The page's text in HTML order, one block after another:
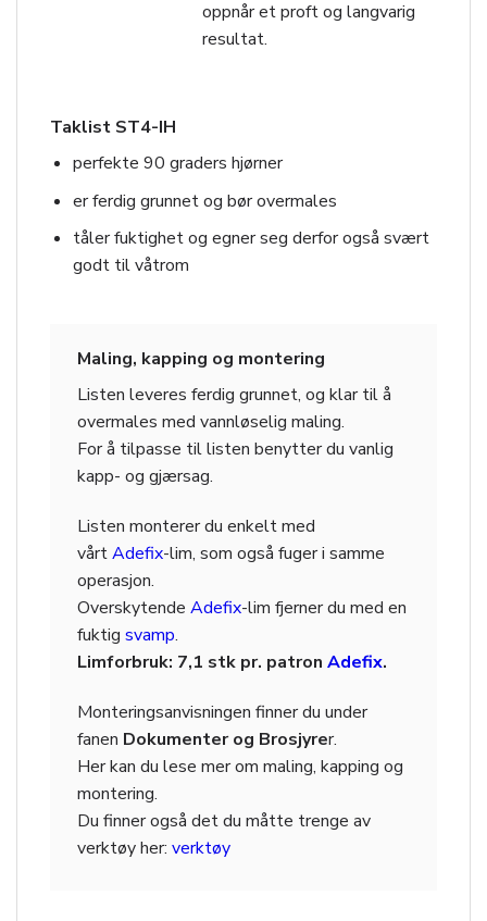
oppnår et proft og langvarig
resultat.
Taklist ST4-IH
perfekte 90 graders hjørner
er ferdig grunnet og bør overmales
tåler fuktighet og egner seg derfor også svært
godt til våtrom
Maling, kapping og montering
Listen leveres ferdig grunnet, og klar til å
overmales med vannløselig maling.
For å tilpasse til listen benytter du vanlig
kapp- og gjærsag.
Listen monterer du enkelt med
vårtAdefix-lim, som også fuger i samme
operasjon.
Overskytende Adefix-lim fjerner du med en
fuktig svamp.
Limforbruk: 7,1 stk pr. patron Adefix.
Monteringsanvisningen finner du under
fanen Dokumenter og Brosjyrer.
Her kan du lese mer om maling, kapping og
montering.
Du finner også det du måtte trenge av
verktøy her: verktøy